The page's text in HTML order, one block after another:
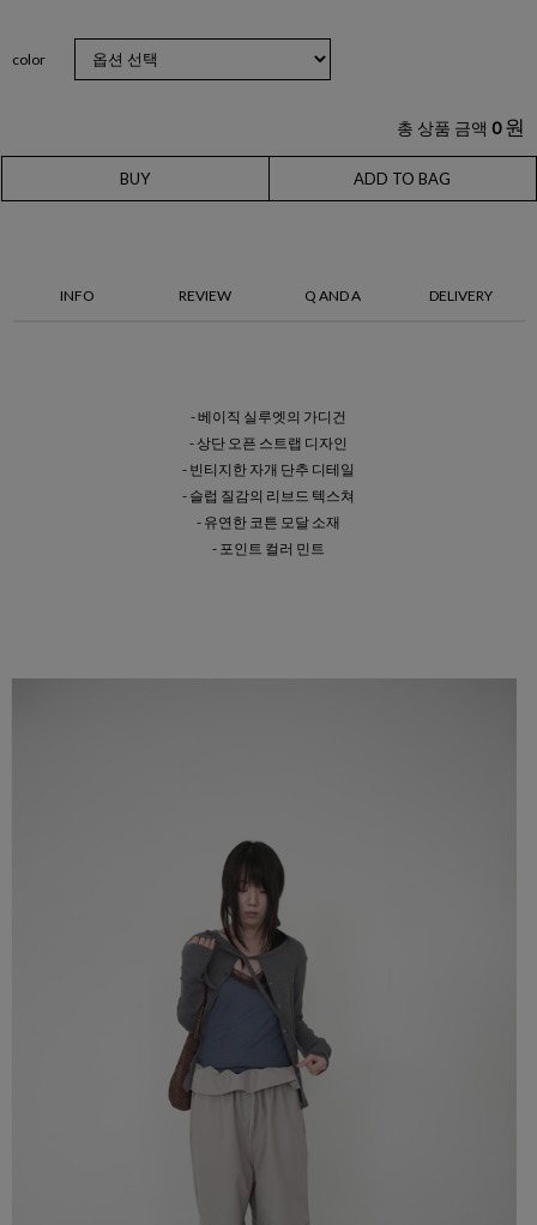
color
총 상품 금액 0 원
BUY ADD TO BAG
INFO REVIEW Q AND A DELIVERY
- 베이직 실루엣의 가디건
- 상단 오픈 스트랩 디자인
- 빈티지한 자개 단추 디테일
- 슬럽 질감의 리브드 텍스쳐
- 유연한 코튼 모달 소재
- 포인트 컬러 민트